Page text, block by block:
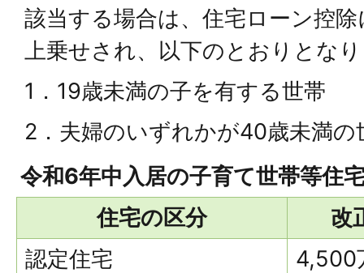
該当する場合は、住宅ローン控
上乗せされ、以下のとおりとな
1．19歳未満の子を有する世帯
2．夫婦のいずれかが40歳未満の
令和6年中入居の子育て世帯等住
住宅の区分
改
認定住宅
4,500